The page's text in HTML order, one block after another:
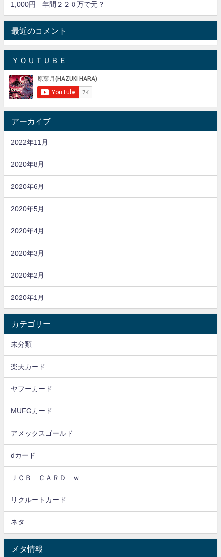
1,000円 年間２２０万で元？
最近のコメント
ＹＯＵＴＵＢＥ
アーカイブ
2022年11月
2020年8月
2020年6月
2020年5月
2020年4月
2020年3月
2020年2月
2020年1月
カテゴリー
未分類
楽天カード
ヤフーカード
MUFGカード
アメックスゴールド
dカード
ＪＣＢ ＣＡＲＤ ｗ
リクルートカード
ネタ
メタ情報